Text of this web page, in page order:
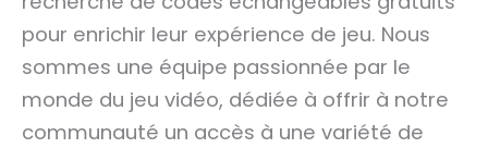
pour enrichir leur expérience de jeu. Nous
sommes une équipe passionnée par le
monde du jeu vidéo, dédiée à offrir à notre
communauté un accès à une variété de